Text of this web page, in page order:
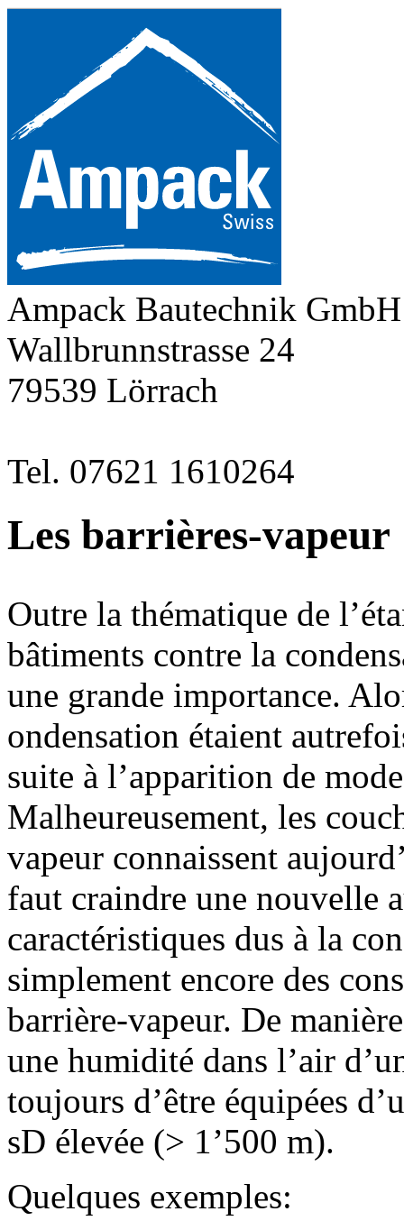
Ampack Bautechnik GmbH
Wallbrunnstrasse 24
79539 Lörrach
Tel. 07621 1610264
Les barrières-vapeur
Outre la thématique de
bâtiments contre la
une grande importance.
ondensation étaient
suite à l’apparition de
Malheureusement, les
vapeur connaissent
faut craindre une nouvelle
caractéristiques dus à la
simplement encore des
barrière-vapeur. De
une humidité dans l’air
toujours d’être équipées
sD élevée (> 1’500 m).
Quelques exemples: